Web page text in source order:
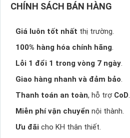
CHÍNH SÁCH BÁN HÀNG
Giá luôn tốt nhất thị trường.
100% hàng hóa chính hãng.
Lỗi 1 đổi 1 trong vòng 7 ngày.
Giao hàng nhanh và đảm bảo.
Thanh toán an toàn, hỗ trợ CoD.
Miễn phí vận chuyển nội thành.
Ưu đãi cho KH thân thiết.